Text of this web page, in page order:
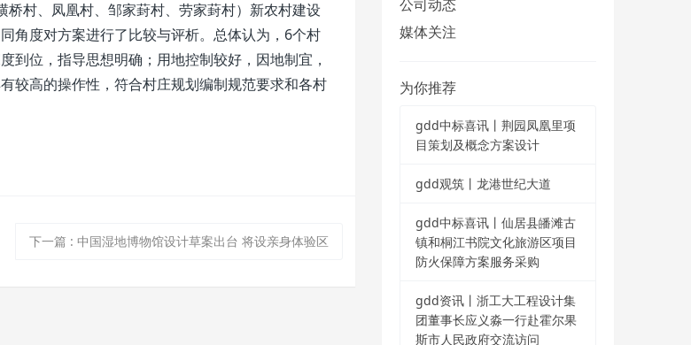
村、凤凰村、邹家葑村、劳家葑村）新农村建设
角度对方案进行了比较与评析。总体认为，6个村
到位，指导思想明确；用地控制较好，因地制宜，
较高的操作性，符合村庄规划编制规范要求和各村
下一篇 :中国湿地博物馆设计草案出台 将设亲身体验区
公司动态
媒体关注
为你推荐
gdd中标喜讯丨荆园凤凰里项
目策划及概念方案设计
gdd观筑丨龙港世纪大道
gdd中标喜讯丨仙居县皤滩古
镇和桐江书院文化旅游区项目
防火保障方案服务采购
gdd资讯丨浙工大工程设计集
团董事长应义淼一行赴霍尔果
斯市人民政府交流访问